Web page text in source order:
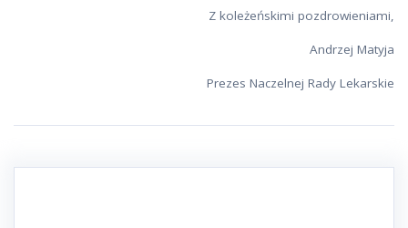
Z koleżeńskimi pozdrowieniami,
Andrzej Matyja
Prezes Naczelnej Rady Lekarskie